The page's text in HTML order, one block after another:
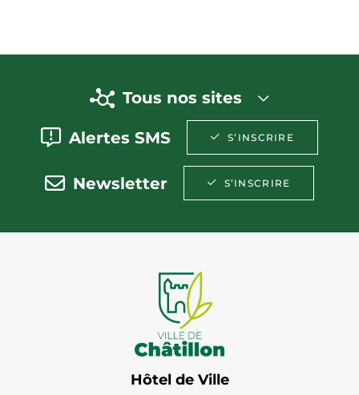
Tous nos sites
Alertes SMS S’INSCRIRE
Newsletter S’INSCRIRE
Hôtel de Ville